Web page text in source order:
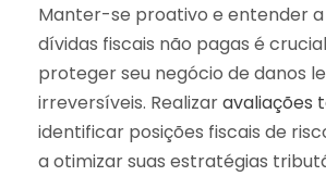
Manter-se proativo e entender a
dívidas fiscais não pagas é
proteger seu negócio de danos
irreversíveis. Realizaravaliações
identificar posições fiscais de
a otimizar suas estratégias